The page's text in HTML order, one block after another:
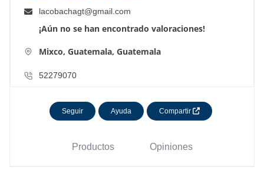
Mixco, Guatemala, Guatemala
52279070
lacobachagt@gmail.com
¡Aún no se han encontrado valoraciones!
Compartir
Ayuda
Seguir
Productos Opiniones